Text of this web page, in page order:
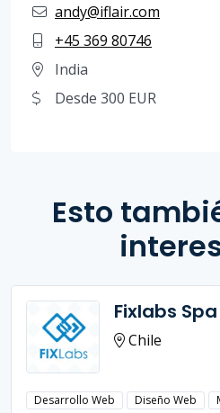
andy@iflair.com
+45 369 80746
India
Desde 300 EUR
Esto
Fixlabs Spa
Chile
Desarrollo Web Diseño Web